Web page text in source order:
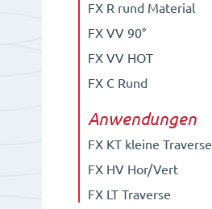
FX R rund Material
FX VV 90°
FX VV HOT
FX C Rund
Anwendungen
FX KT kleine Traverse
FX HV Hor/Vert
FX LT Traverse